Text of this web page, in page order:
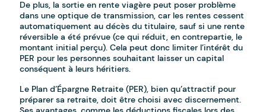
De plus, la sortie en rente viagère peut poser problème
dans une optique de transmission, car les rentes cessent
automatiquement au décès du titulaire, sauf si une rente
réversible a été prévue (ce qui réduit, en contrepartie, le
montant initial perçu). Cela peut donc limiter l’intérêt du
PER pour les personnes souhaitant laisser un capital
conséquent à leurs héritiers.
Le Plan d’Épargne Retraite (PER), bien qu’attractif pour
préparer sa retraite, doit être choisi avec discernement.